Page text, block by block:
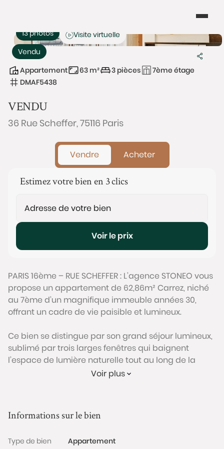
Vendu
13 photos Visite virtuelle
Appartement 63 m² 3 pièces
7ème étage
DMAF5438
VENDU
36 Rue Scheffer, 75116 Paris
Vendre Acheter
Estimez votre bien en 3 clics
Voir le prix
PARIS 16ème – RUE SCHEFFER : L’agence STONEO vous
propose un appartement de 62,86m² Carrez, niché
au 7ème d’un magnifique immeuble années 30,
offrant un cadre de vie paisible et lumineux.
Ce bien se distingue par son grand séjour lumineux,
sublimé par trois larges fenêtres qui baignent
l’espace de lumière naturelle tout au long de la
journée et ouvre sur un beau balcon de 5m²
permet une séparation idéale de l’espace nuit, qui
de toilettes séparées, garantissant confort et
Voir plus
Informations sur le bien
Type de bien
Appartement